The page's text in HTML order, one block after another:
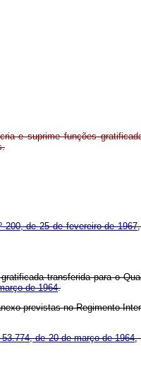
e suprime funções
200, de 25 de fevereiro de 1967
transferida para o
de 1964.
previstas no Regimento
53.774, de 20 de março de 1964,